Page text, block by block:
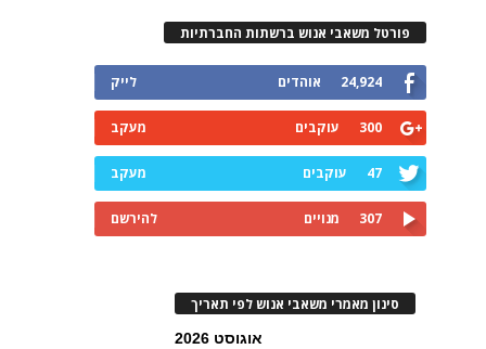
פורטל משאבי אנוש ברשתות החברתיות
24,924 אוהדים לייק
300 עוקבים מעקב
47 עוקבים מעקב
307 מנויים להירשם
סינון מאמרי משאבי אנוש לפי תאריך
אוגוסט 2026